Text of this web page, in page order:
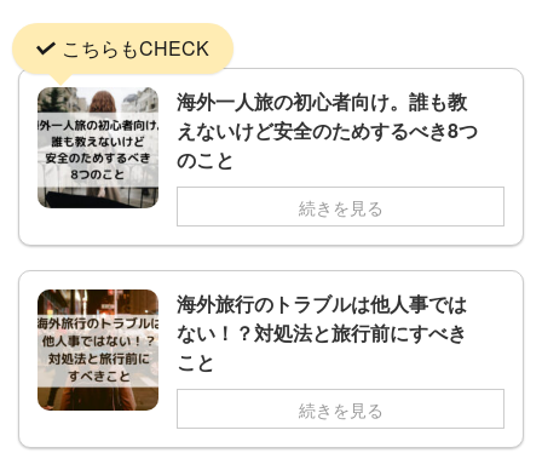
こちらもCHECK
海外一人旅の初心者向け。誰も教
えないけど安全のためするべき8つ
のこと
続きを見る
海外旅行のトラブルは他人事では
ない！？対処法と旅行前にすべき
こと
続きを見る